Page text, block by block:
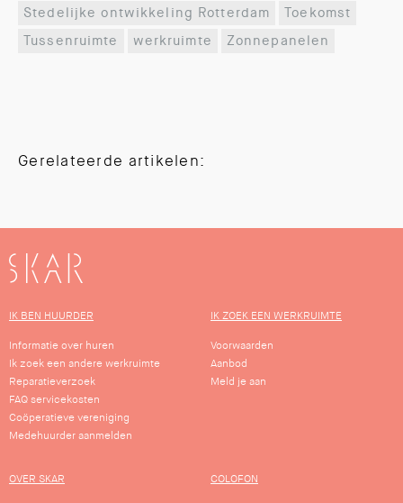
Stedelijke ontwikkeling Rotterdam
Toekomst
Tussenruimte
werkruimte Zonnepanelen
Gerelateerde artikelen:
SKAR
IK BEN HUURDER
Informatie over huren
Ik zoek een andere werkruimte
Reparatieverzoek
FAQ servicekosten
Coöperatieve vereniging
Medehuurder aanmelden
IK ZOEK EEN WERKRUIMTE
Voorwaarden
Aanbod
Meld je aan
OVER SKAR COLOFON